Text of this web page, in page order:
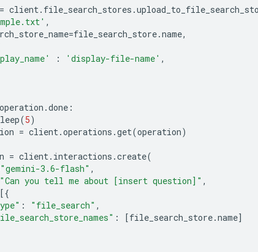
= client. file_search_stores .
,
=file_search_store.name,
: 'display-file-name' ,
operation .done :
(5)
= client.operations .get(operation)
= client. interactions .create(
"gemini-3.6-flash" ,
"Can you tell me about [insert question]" ,
[{
: "file_search" ,
: [file_search_store.name]